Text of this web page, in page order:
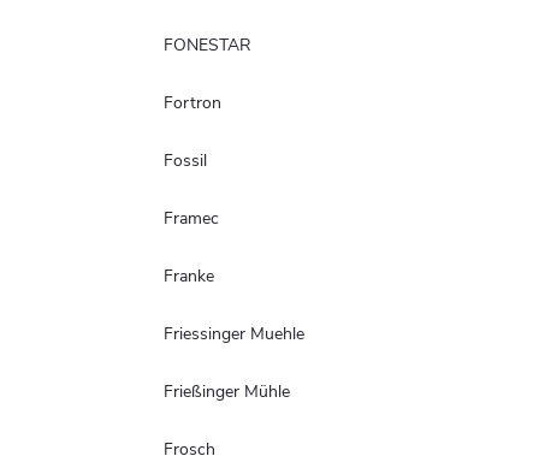
FONESTAR
Fortron
Fossil
Framec
Franke
Friessinger Muehle
Frießinger Mühle
Frosch